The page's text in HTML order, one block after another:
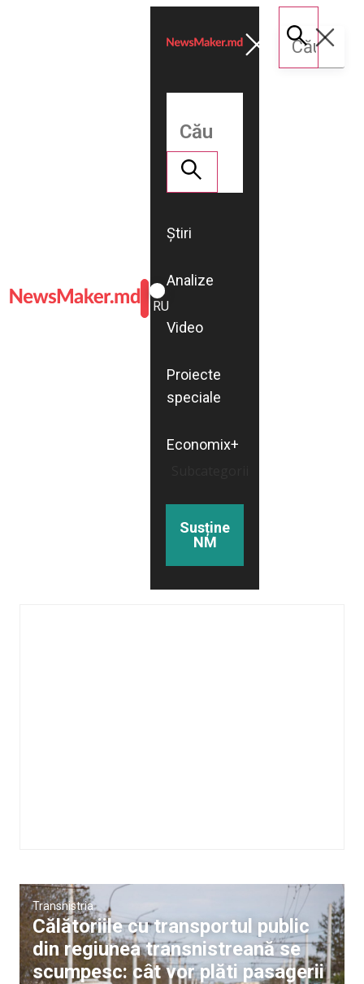
ROMÂNĂ
RU
Știri
Analize
Video
Proiecte
speciale
Economix+
Susține
NM
Transnistria
Călătoriile cu transportul public
din regiunea transnistreană se
scumpesc: cât vor plăti pasagerii